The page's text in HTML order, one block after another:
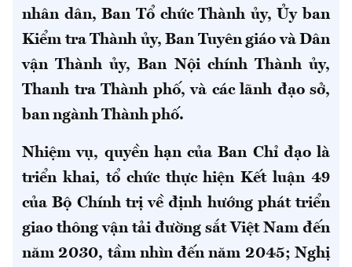
nhân dân, Ban Tổ chức Thành ủy, Ủy ban
Kiểm tra Thành ủy, Ban Tuyên giáo và Dân
vận Thành ủy, Ban Nội chính Thành ủy,
Thanh tra Thành phố, và các lãnh đạo sở,
ban ngành Thành phố.
Nhiệm vụ, quyền hạn của Ban Chỉ đạo là
triển khai, tổ chức thực hiện Kết luận 49
của Bộ Chính trị về định hướng phát triển
giao thông vận tải đường sắt Việt Nam đến
năm 2030, tầm nhìn đến năm 2045; Nghị